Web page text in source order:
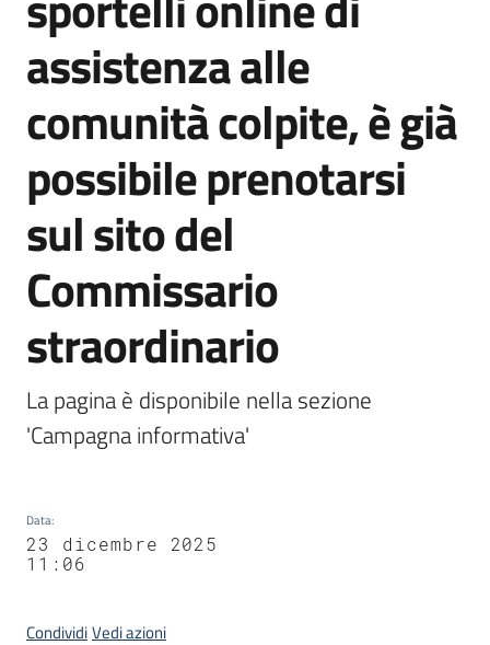
Agenzia
informazione
comunicazione
Seguici
su
assistenza alle
comunità colpite, è già
possibile prenotarsi
sul sito del
Commissario
straordinario
La pagina è disponibile nella sezione
'Campagna informativa'
Data:
23 dicembre 2025
11:06
CondividiVedi azioni